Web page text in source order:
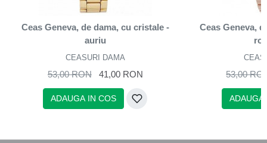
Ceas Geneva, de dama, cu cristale -
auriu
CEASURI DAMA
53,00 RON 41,00 RON
ADAUGA IN COS
Ceas Geneva,
53,00
ADAUGA